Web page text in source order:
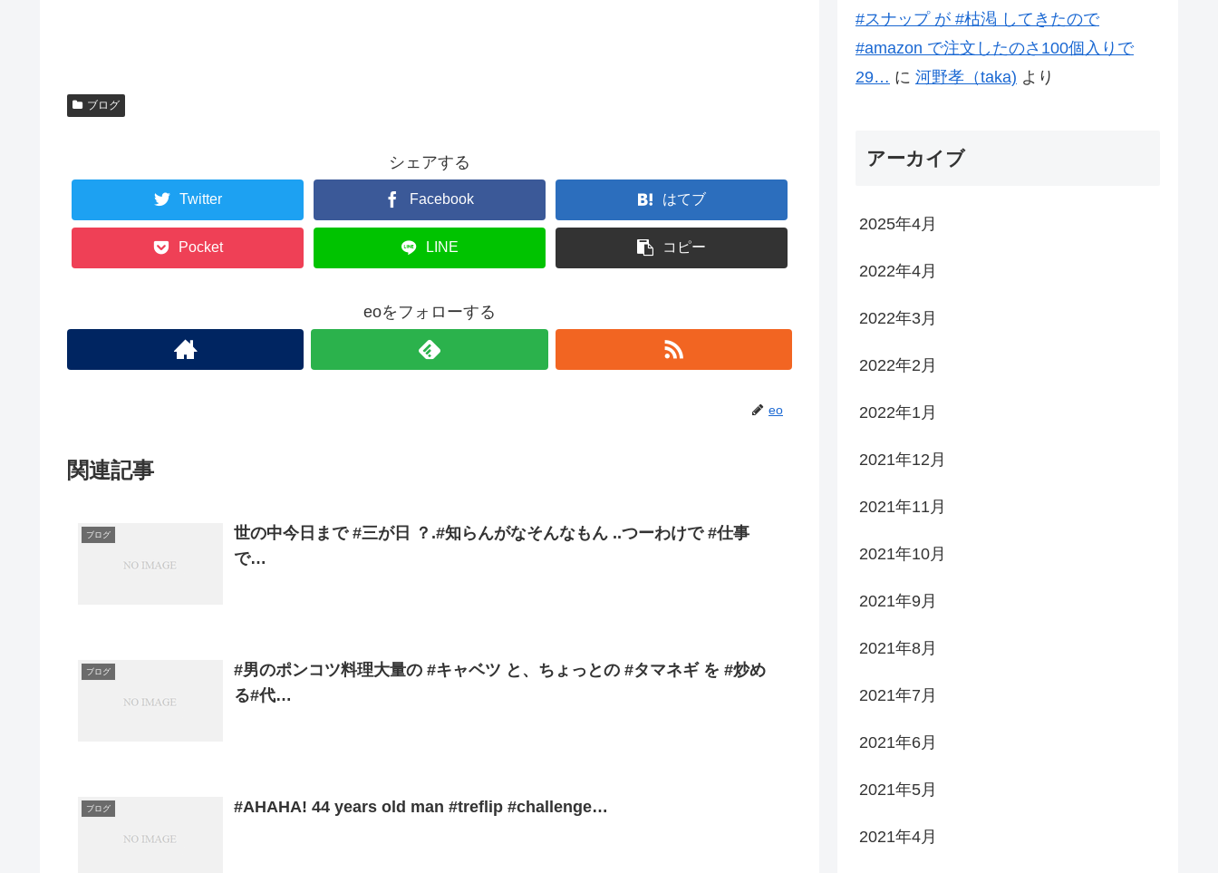
ブログ
シェアする
Twitter Facebook はてブ
Pocket LINE コピー
eoをフォローする
eo
関連記事
ブログ
世の中今日まで #三が日 ？.#知らんがなそんなもん ..つーわけで #仕事
で…
ブログ
#男のポンコツ料理大量の #キャベツ と、ちょっとの #タマネギ を #炒め
る#代…
ブログ #AHAHA! 44 years old man #treflip #challenge…
#スナップ が #枯渇 してきたので
#amazon で注文したのさ100個入りで
29… に 河野孝（taka) より
アーカイブ
2025年4月
2022年4月
2022年3月
2022年2月
2022年1月
2021年12月
2021年11月
2021年10月
2021年9月
2021年8月
2021年7月
2021年6月
2021年5月
2021年4月